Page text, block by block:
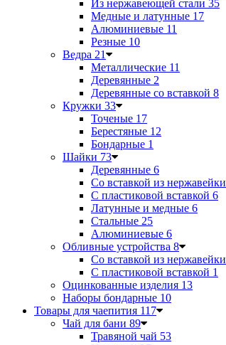
Из нержавеющей стали 35
Медные и латунные 17
Алюминиевые 11
Резные 10
Ведра 21
Металлические 11
Деревянные 2
Деревянные со вставкой 8
Кружки 33
Точеные 17
Берестяные 12
Бондарные 1
Шайки 73
Деревянные 6
Со вставкой из нержавейки
С пластиковой вставкой 6
Латунные и медные 6
Стальные 25
Алюминиевые 6
Обливные устройства 8
Со вставкой из нержавейки
С пластиковой вставкой 1
Оцинкованные изделия 13
Наборы бондарные 10
Товары для чаепития 117
Чай для бани 89
Травяной чай 53